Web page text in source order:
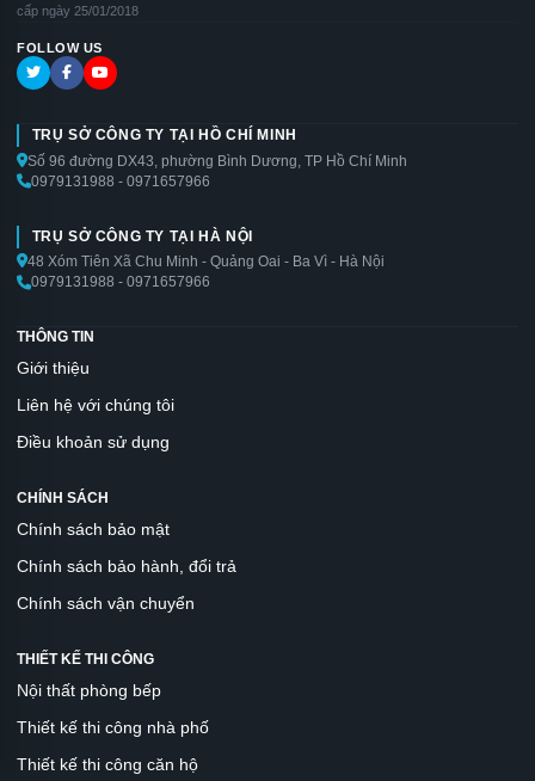
cấp ngày 25/01/2018
FOLLOW US
TRỤ SỞ CÔNG TY TẠI HỒ CHÍ MINH
Số 96 đường DX43, phường Bình Dương, TP Hồ Chí Minh
0979131988 - 0971657966
TRỤ SỞ CÔNG TY TẠI HÀ NỘI
48 Xóm Tiên Xã Chu Minh - Quảng Oai - Ba Vì - Hà Nội
0979131988 - 0971657966
THÔNG TIN
Giới thiệu
Liên hệ với chúng tôi
Điều khoản sử dụng
CHÍNH SÁCH
Chính sách bảo mật
Chính sách bảo hành, đổi trả
Chính sách vận chuyển
THIẾT KẾ THI CÔNG
Nội thất phòng bếp
Thiết kế thi công nhà phố
Thiết kế thi công căn hộ